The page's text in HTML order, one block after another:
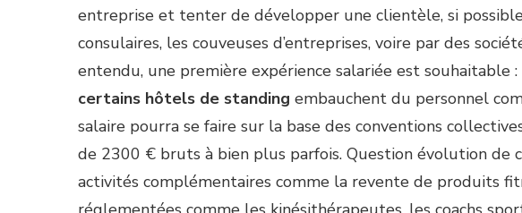
entreprise et tenter de développer une clientèle, si
consulaires, les couveuses d’entreprises, voire par des
entendu, une première expérience salariée est souhaitable :
certains hôtels de standing embauchent du personnel
salaire pourra se faire sur la base des conventions
de 2300 € bruts à bien plus parfois. Question évolution de
activités complémentaires comme la revente de produits